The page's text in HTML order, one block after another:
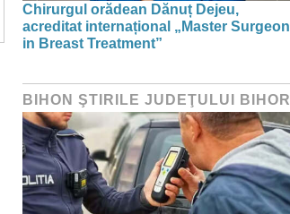
Chirurgul orădean Dănuț Dejeu,
acreditat internațional „Master Surgeon
in Breast Treatment”
BIHON ŞTIRILE JUDEŢULUI BIHOR